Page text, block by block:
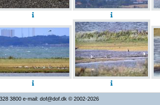
3800 e-mail: dof@dof.dk © 2002-2026